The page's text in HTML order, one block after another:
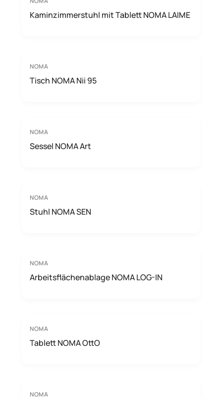
Kaminzimmerstuhl mit Tablett NOMA LAIME
NOMA
Tisch NOMA Nii 95
NOMA
Sessel NOMA Art
NOMA
Stuhl NOMA SEN
NOMA
Arbeitsflächenablage NOMA LOG-IN
NOMA
Tablett NOMA OttO
NOMA